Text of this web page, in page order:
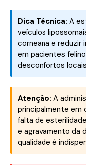
Dica Técnica: A
veículos
corneana e reduzir
em pacientes
desconfortos
Atenção: A
principalmente em
falta de
e agravamento da
qualidade é